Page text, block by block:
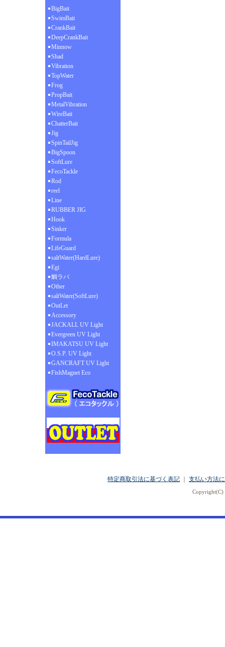
BigBait
SwimBait
CrankBait
DeepCrankBait
Minnow
Shad
Vibration
TopWater
Frog
PropBait
MetalVibration
WireBait
ChatterBait
Jig
SpinTailJig
BigSpoon
SoftLure
FecoTackle
Rod
reel
Line
RUBBER JIG
Hook
Sinker
Formula
LifeGuard
saltWater(HardLure)
Egi
鯛ラバ
Other
saltWater(SoftLure)
OutLet
Accessory
JACKALL UV Light
Evergreen UV Light
IMAKATSU UV Light
O.S.P. UV Light
GANCRAFT UV Light
FishMagnet Eco
特定商取引法に基づく表記 支払い方法
Copyright(C)